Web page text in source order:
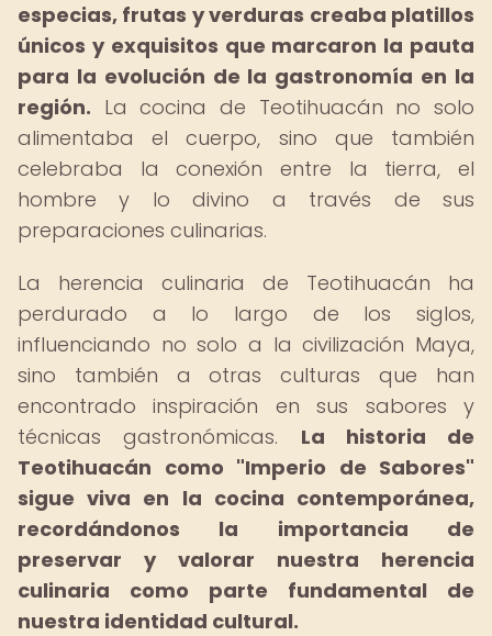
especias, frutas y verduras creaba platillos
únicos y exquisitos que marcaron la pauta
para la evolución de la gastronomía en la
región. La cocina de Teotihuacán no solo
alimentaba el cuerpo, sino que también
celebraba la conexión entre la tierra, el
hombre y lo divino a través de sus
preparaciones culinarias.
La herencia culinaria de Teotihuacán ha
perdurado a lo largo de los siglos,
influenciando no solo a la civilización Maya,
sino también a otras culturas que han
encontrado inspiración en sus sabores y
técnicas gastronómicas. La historia de
Teotihuacán como "Imperio de Sabores"
sigue viva en la cocina contemporánea,
recordándonos la importancia de
preservar y valorar nuestra herencia
culinaria como parte fundamental de
nuestra identidad cultural.